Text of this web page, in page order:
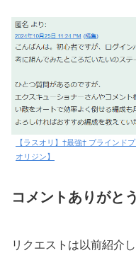
【ラスオリ】†最強† ブラインド
オリジン】
コメントありがと
リクエストは以前紹介